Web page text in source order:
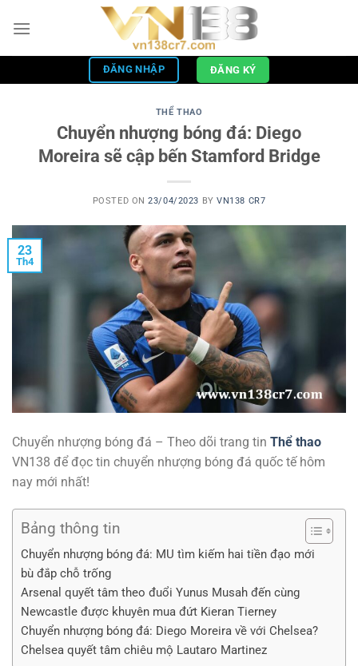
ĐĂNG NHẬP ĐĂNG KÝ
THỂ THAO
Chuyển nhượng bóng đá: Diego
Moreira sẽ cập bến Stamford Bridge
POSTED ON23/04/2023 BYVN138 CR7
23
Th4
Chuyển nhượng bóng đá – Theo dõi trang tin Thể thao
VN138 để đọc tin chuyển nhượng bóng đá quốc tế hôm
nay mới nhất!
Bảng thông tin
Chuyển nhượng bóng đá: MU tìm kiếm hai tiền đạo mới
bù đắp chỗ trống
Arsenal quyết tâm theo đuổi Yunus Musah đến cùng
Newcastle được khuyên mua đứt Kieran Tierney
Chuyển nhượng bóng đá: Diego Moreira về với Chelsea?
Chelsea quyết tâm chiêu mộ Lautaro Martinez